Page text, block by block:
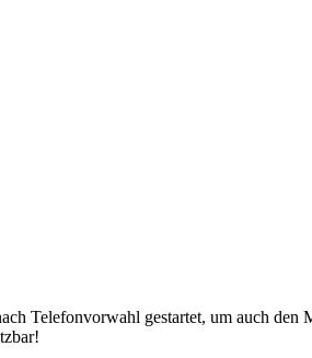
Telefonvorwahl gestartet, um auch